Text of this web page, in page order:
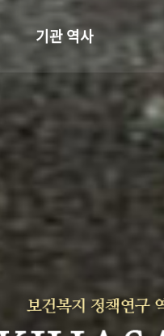
기관 역사
걸어온 길
기관 변천사
키워